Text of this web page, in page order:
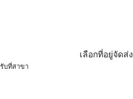
เลือกที่อยู่จัดส่ง
รับที่สาขา